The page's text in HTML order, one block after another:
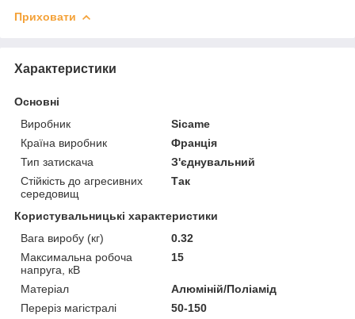
Приховати
Характеристики
Основні
Виробник
Sicame
Країна виробник
Франція
Тип затискача
З'єднувальний
Стійкість до агресивних
середовищ
Так
Користувальницькі характеристики
Вага виробу (кг)
0.32
Максимальна робоча
напруга, кВ
15
Матеріал
Алюміній/Поліамід
Переріз магістралі
50-150